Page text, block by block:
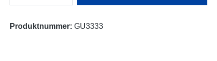
Produktnummer: GU3333